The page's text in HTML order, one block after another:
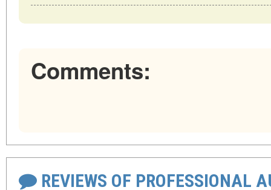
Comments:
REVIEWS OF PROFESSIONAL